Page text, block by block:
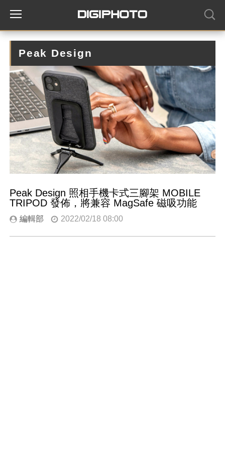
Peak Design
Peak Design 照相手機卡式三腳架 MOBILE
TRIPOD 發佈，將兼容 MagSafe 磁吸功能
編輯部 2022/02/18 08:00